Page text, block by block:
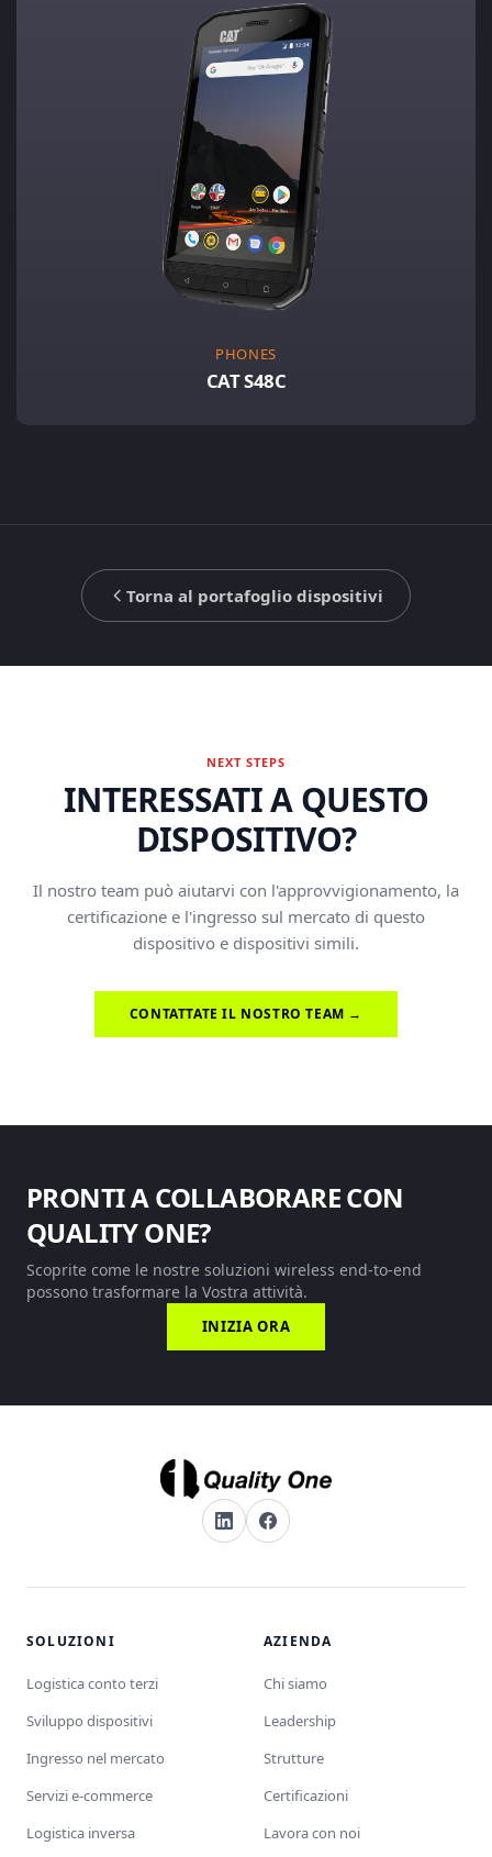
PHONES
CAT S48C
Torna al portafoglio dispositivi
NEXT STEPS
INTERESSATI A QUESTO
DISPOSITIVO?
Il nostro team può aiutarvi con l'approvvigionamento, la
certificazione e l'ingresso sul mercato di questo
dispositivo e dispositivi simili.
CONTATTATE IL NOSTRO TEAM →
PRONTI A COLLABORARE CON
QUALITY ONE?
Scoprite come le nostre soluzioni wireless end-to-end
possono trasformare la Vostra attività.
INIZIA ORA
SOLUZIONI
Logistica conto terzi
Sviluppo dispositivi
Ingresso nel mercato
Servizi e-commerce
Logistica inversa
AZIENDA
Chi siamo
Leadership
Strutture
Certificazioni
Lavora con noi